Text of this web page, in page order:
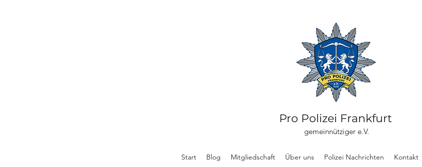
Pro Polizei Frankfurt
gemeinnütziger e.V.
Start Blog Mitgliedschaft Über uns Polizei Nachrichten Kontakt